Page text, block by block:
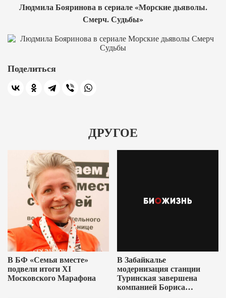
Людмила Бояринова в сериале «Морские дьяволы.
Смерч. Судьбы»
Поделиться
ДРУГОЕ
В БФ «Семья вместе»
подвели итоги XI
Московского Марафона
В Забайкалье
модернизация станции
Туринская завершена
компанией Бориса